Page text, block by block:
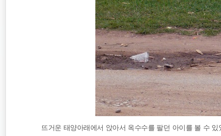
뜨거운 태양아래에서 앉아서 옥수수를 팔던 아이를 볼 수